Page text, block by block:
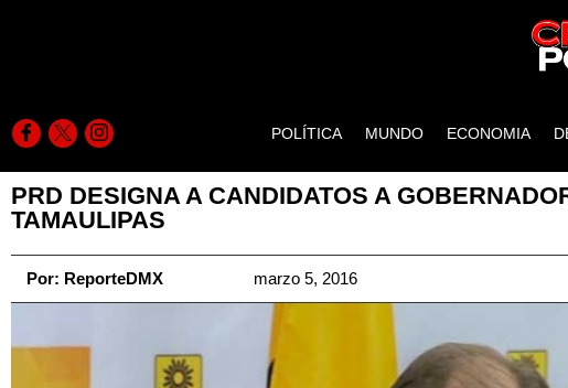
POLÍTICA MUNDO ECONOMIA
PRD DESIGNA A CANDIDATOS A
TAMAULIPAS
Por: ReporteDMX marzo 5, 2016